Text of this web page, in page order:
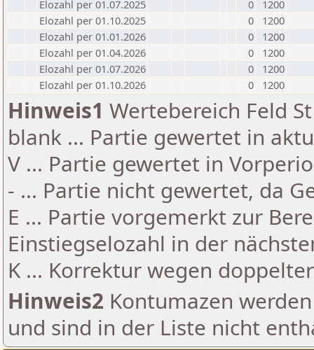
Elozahl per 01.07.2025
0
1200
Elozahl per 01.10.2025
0
1200
Elozahl per 01.01.2026
0
1200
Elozahl per 01.04.2026
0
1200
Elozahl per 01.07.2026
0
1200
Elozahl per 01.10.2026
0 1200
Hinweis1 Wertebereich Feld
blank ... Partie gewertet in
V ... Partie gewertet in
- ... Partie nicht gewertet, da
E ... Partie vorgemerkt zur
Einstiegselozahl in der
K ... Korrektur wegen
Hinweis2 Kontumazen
und sind in der Liste nicht